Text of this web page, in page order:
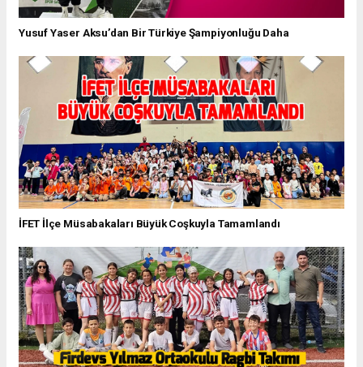
Yusuf Yaser Aksu’dan Bir Türkiye Şampiyonluğu Daha
İFET İlçe Müsabakaları Büyük Coşkuyla Tamamlandı